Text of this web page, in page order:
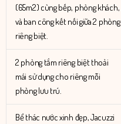
(65m2) cùng bếp, phòng khách,
và ban công kết nối giữa 2 phòng
riêng biệt.
2 phòng tắm riêng biệt thoải
mái sử dụng cho riêng mỗi
phòng lưu trú.
Bể thác nước xinh đẹp, Jacuzzi